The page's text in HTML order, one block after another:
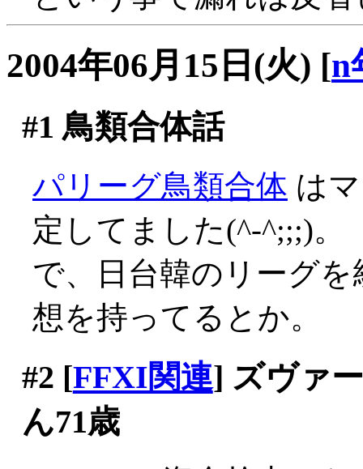
2004年06月15日(火) [n
#1 鳥類合体話
パリーグ鳥類合体 は
定してました(^-^;;;)。
で、日台韓のリーグ
想を持ってるとか。
#2 [FFXI関連] ズヴァ
ん71歳